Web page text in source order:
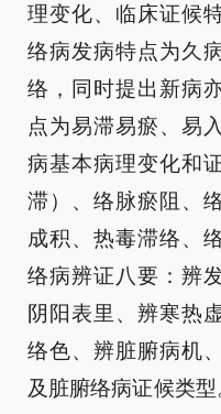
理变化、临床证候
络病发病特点为久
络，同时提出新病
点为易滞易瘀、易
病基本病理变化和
滞）、络脉瘀阻、
成积、热毒滞络、
络病辨证八要：辨
阴阳表里、辨寒热
络色、辨脏腑病机
及脏腑络病证候类